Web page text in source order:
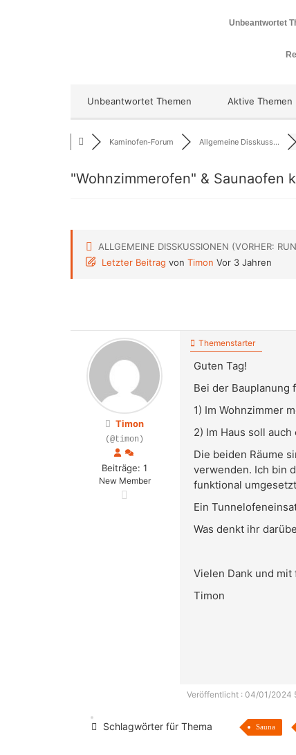
Unbeantwortet
Unbeantwortet Themen Aktive Themen
Kaminofen-Forum Allgemeine Disskuss...
"Wohnzimmerofen" & Saunaofen
ALLGEMEINE DISSKUSSIONEN (VORHER:
Letzter Beitrag von Timon Vor 3 Jahren
Timon
(@timon)
Beiträge: 1
New Member
Themenstarter
Guten Tag!
Bei der Bauplanung
1) Im Wohnzimmer
2) Im Haus soll
Die beiden Räume
verwenden. Ich bin
funktional
Ein
Was denkt ihr
Vielen Dank und
Timon
Veröffentlicht : 04/01/2024
Schlagwörter für Thema Sauna